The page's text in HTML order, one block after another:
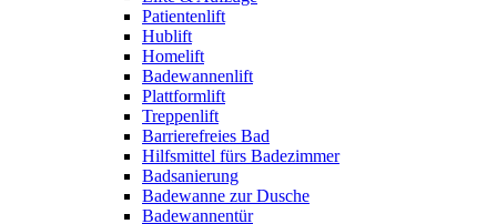
Patientenlift
Hublift
Homelift
Badewannenlift
Plattformlift
Treppenlift
Barrierefreies Bad
Hilfsmittel fürs Badezimmer
Badsanierung
Badewanne zur Dusche
Badewannentür